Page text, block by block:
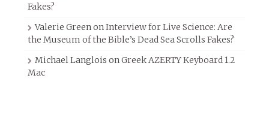
Fakes?
Valerie GreenonInterview for Live Science: Are
the Museum of the Bible’s Dead Sea Scrolls Fakes?
Michael Langlois onGreek AZERTY Keyboard 1.2
Mac